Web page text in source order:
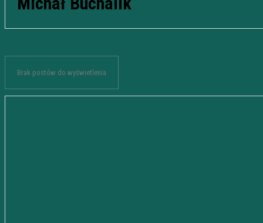
Brak postów do wyświetlenia